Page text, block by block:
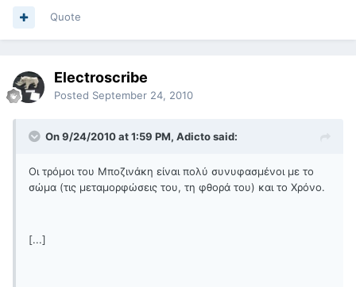
Quote
Electroscribe
Posted September 24, 2010
On 9/24/2010 at 1:59 PM, Adicto said:
Οι τρόμοι του Μποζινάκη είναι πολύ συνυφασμένοι με το
σώμα (τις μεταμορφώσεις του, τη φθορά του) και το Χρόνο.
[...]